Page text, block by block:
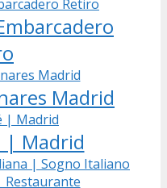
Madrid
| Madrid